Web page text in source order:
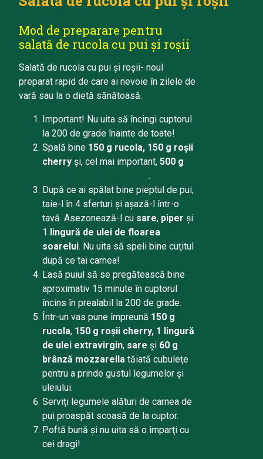
Mod de preparare pentru
salată de rucola cu pui și roșii
Salată de rucola cu pui și roșii- noul
preparat rapid de care ai nevoie în zilele de
vară sau la o dietă sănătoasă.
Important! Nu uita să încingi cuptorul
la 200 de grade înainte de toate!
Spală bine 150 g rucola, 150 g roșii
cherry şi, cel mai important, 500 g
.
După ce ai spălat bine pieptul de pui,
taie-l în 4 sferturi şi aşază-l într-o
tavă. Asezonează-l cu sare, piper şi
1 lingură de ulei de floarea
soarelui. Nu uita să speli bine cuţitul
după ce tai carnea!
Lasă puiul să se pregătească bine
aproximativ 15 minute în cuptorul
încins în prealabil la 200 de grade.
Într-un vas pune împreună 150 g
rucola, 150 g roşii cherry, 1 lingură
de ulei extravirgin, sare şi 60 g
brânză mozzarella tăiată cubuleţe
pentru a prinde gustul legumelor şi
uleiului.
Serviți legumele alături de carnea de
pui proaspăt scoasă de la cuptor.
Poftă bună şi nu uita să o împarţi cu
cei dragi!